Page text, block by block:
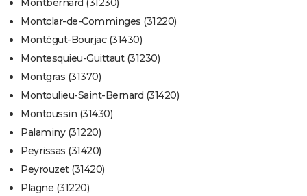
Montclar-de-Comminges (31220)
Montégut-Bourjac (31430)
Montesquieu-Guittaut (31230)
Montgras (31370)
Montoulieu-Saint-Bernard (31420)
Montoussin (31430)
Palaminy (31220)
Peyrissas (31420)
Peyrouzet (31420)
Plagne (31220)